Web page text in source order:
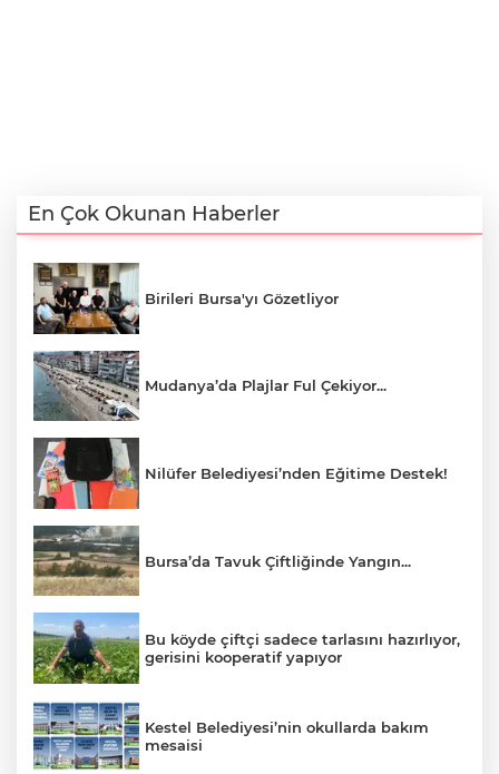
En Çok Okunan Haberler
Birileri Bursa'yı Gözetliyor
Mudanya’da Plajlar Ful Çekiyor...
Nilüfer Belediyesi’nden Eğitime Destek!
Bursa’da Tavuk Çiftliğinde Yangın...
Bu köyde çiftçi sadece tarlasını hazırlıyor,
gerisini kooperatif yapıyor
Kestel Belediyesi’nin okullarda bakım
mesaisi